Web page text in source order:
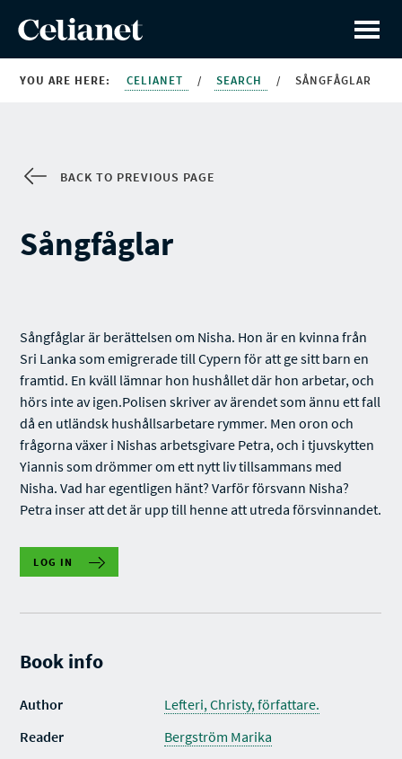
YOU ARE HERE: CELIANET / SEARCH / SÅNGFÅGLAR
BACK TO PREVIOUS PAGE
Sångfåglar
Sångfåglar är berättelsen om Nisha. Hon är en kvinna från
Sri Lanka som emigrerade till Cypern för att ge sitt barn en
framtid. En kväll lämnar hon hushållet där hon arbetar, och
hörs inte av igen.Polisen skriver av ärendet som ännu ett fall
då en utländsk hushållsarbetare rymmer. Men oron och
frågorna växer i Nishas arbetsgivare Petra, och i tjuvskytten
Yiannis som drömmer om ett nytt liv tillsammans med
Nisha. Vad har egentligen hänt? Varför försvann Nisha?
Petra inser att det är upp till henne att utreda försvinnandet.
LOG IN
Book info
Author
Lefteri, Christy, författare.
Reader
Bergström Marika